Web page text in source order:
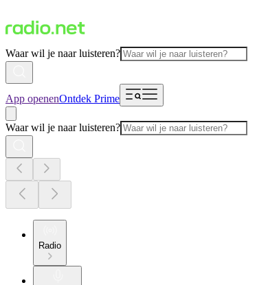
Waar wil je naar luisteren?
App openenOntdek Prime
Waar wil je naar luisteren?
Radio